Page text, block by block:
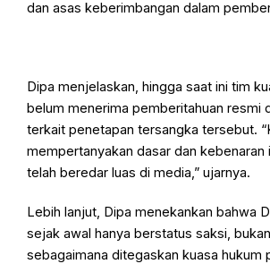
dan asas keberimbangan dalam
Dipa menjelaskan, hingga saat ini tim
belum menerima pemberitahuan resmi
terkait penetapan tersangka tersebut.
mempertanyakan dasar dan kebenaran
telah beredar luas di media,” ujarnya.
Lebih lanjut, Dipa menekankan bahwa
sejak awal hanya berstatus saksi,
sebagaimana ditegaskan kuasa hukum